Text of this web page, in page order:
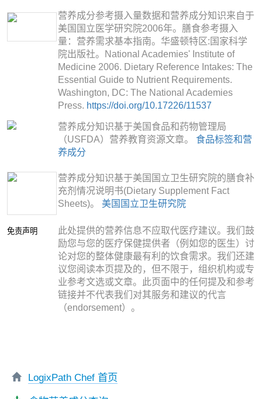
营养成分参考摄入量数据和营养成分知识来自于
美国国立医学研究院2006年。膳食参考摄入
量：营养需求基本指南。华盛顿特区:国家科学
院出版社。National Academies' Institute of
Medicine 2006. Dietary Reference Intakes: The
Essential Guide to Nutrient Requirements.
Washington, DC: The National Academies
Press. https://doi.org/10.17226/11537
营养成分知识基于美国食品和药物管理局
（USFDA）营养教育资源文章。 食品标签和营
养成分
营养成分知识基于美国国立卫生研究院的膳食补
充剂情况说明书(Dietary Supplement Fact
Sheets)。 美国国立卫生研究院
免责声明
此处提供的营养信息不应取代医疗建议。我们鼓
励您与您的医疗保健提供者（例如您的医生）讨
论对您的整体健康最有利的饮食需求。我们还建
议您阅读本页提及的，但不限于，组织机构或专
业参考文选或文章。此页面中的任何提及和参考
链接并不代表我们对其服务和建议的代言
（endorsement）。
LogixPath Chef 首页